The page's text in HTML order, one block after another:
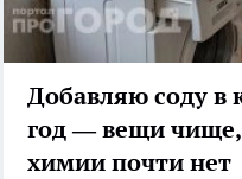
Добавляю соду в
год — вещи
химии почти нет